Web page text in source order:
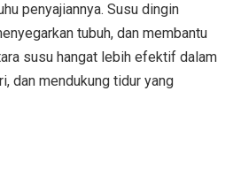
penyajiannya. Susu dingin
tubuh, dan membantu
susu hangat lebih efektif dalam
dan mendukung tidur yang